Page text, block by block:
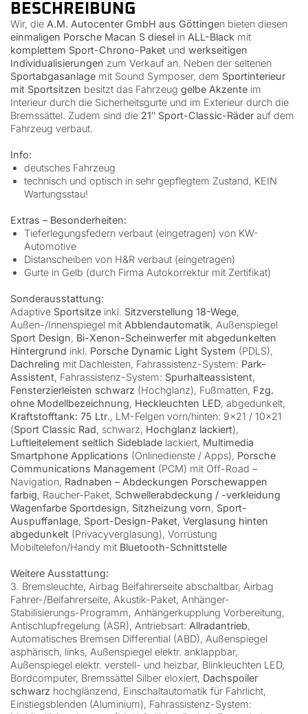
BESCHREIBUNG
Wir, die A.M. Autocenter GmbH aus Göttingen bieten diesen
einmaligen Porsche Macan S diesel in ALL-Black mit
komplettem Sport-Chrono-Paket und werkseitigen
Individualisierungen zum Verkauf an. Neben der seltenen
Sportabgasanlage mit Sound Symposer, dem Sportinterieur
mit Sportsitzen besitzt das Fahrzeug gelbe Akzente im
Interieur durch die Sicherheitsgurte und im Exterieur durch die
Bremssättel. Zudem sind die 21″ Sport-Classic-Räder auf dem
Fahrzeug verbaut.
Info:
deutsches Fahrzeug
technisch und optisch in sehr gepflegtem Zustand, KEIN
Wartungsstau!
Extras – Besonderheiten:
Tieferlegungsfedern verbaut (eingetragen) von KW-
Automotive
Distanscheiben von H&R verbaut (eingetragen)
Gurte in Gelb (durch Firma Autokorrektur mit Zertifikat)
Sonderausstattung:
Adaptive Sportsitze inkl. Sitzverstellung 18-Wege,
Außen-/Innenspiegel mit Abblendautomatik, Außenspiegel
Sport Design, Bi-Xenon-Scheinwerfer mit abgedunkelten
Hintergrund inkl. Porsche Dynamic Light System (PDLS),
Dachreling mit Dachleisten, Fahrassistenz-System: Park-
Assistent, Fahrassistenz-System: Spurhalteassistent,
Fensterzierleisten schwarz (Hochglanz), Fußmatten, Fzg.
ohne Modellbezeichnung, Heckleuchten LED, abgedunkelt,
Kraftstofftank: 75 Ltr., LM-Felgen vorn/hinten: 9×21 / 10×21
(Sport Classic Rad, schwarz, Hochglanz lackiert),
Luftleitelement seitlich Sideblade lackiert, Multimedia
Smartphone Applications (Onlinedienste / Apps), Porsche
Communications Management (PCM) mit Off-Road –
Navigation, Radnaben – Abdeckungen Porschewappen
farbig, Raucher-Paket, Schwellerabdeckung / -verkleidung
Wagenfarbe Sportdesign, Sitzheizung vorn, Sport-
Auspuffanlage, Sport-Design-Paket, Verglasung hinten
abgedunkelt (Privacyverglasung), Vorrüstung
Mobiltelefon/Handy mit Bluetooth-Schnittstelle
Weitere Ausstattung:
3. Bremsleuchte, Airbag Beifahrerseite abschaltbar, Airbag
Fahrer-/Beifahrerseite, Akustik-Paket, Anhänger-
Stabilisierungs-Programm, Anhängerkupplung Vorbereitung,
Antischlupfregelung (ASR), Antriebsart: Allradantrieb,
Automatisches Bremsen Differential (ABD), Außenspiegel
asphärisch, links, Außenspiegel elektr. anklappbar,
Außenspiegel elektr. verstell- und heizbar, Blinkleuchten LED,
Bordcomputer, Bremssättel Silber eloxiert, Dachspoiler
schwarz hochglänzend, Einschaltautomatik für Fahrlicht,
Einstiegsblenden (Aluminium), Fahrassistenz-System: